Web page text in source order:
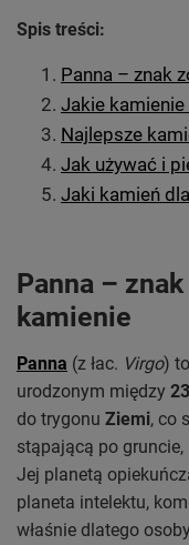
Spis treści:
Panna – znak
Jakie
Najlepsze
Jak używać i
Jaki kamień
Panna –
kamienie
Panna (z łac. Virgo)
urodzonym między
do trygonu Ziemi, co
stąpającą po
Jej planetą
planeta intelektu,
właśnie dlatego